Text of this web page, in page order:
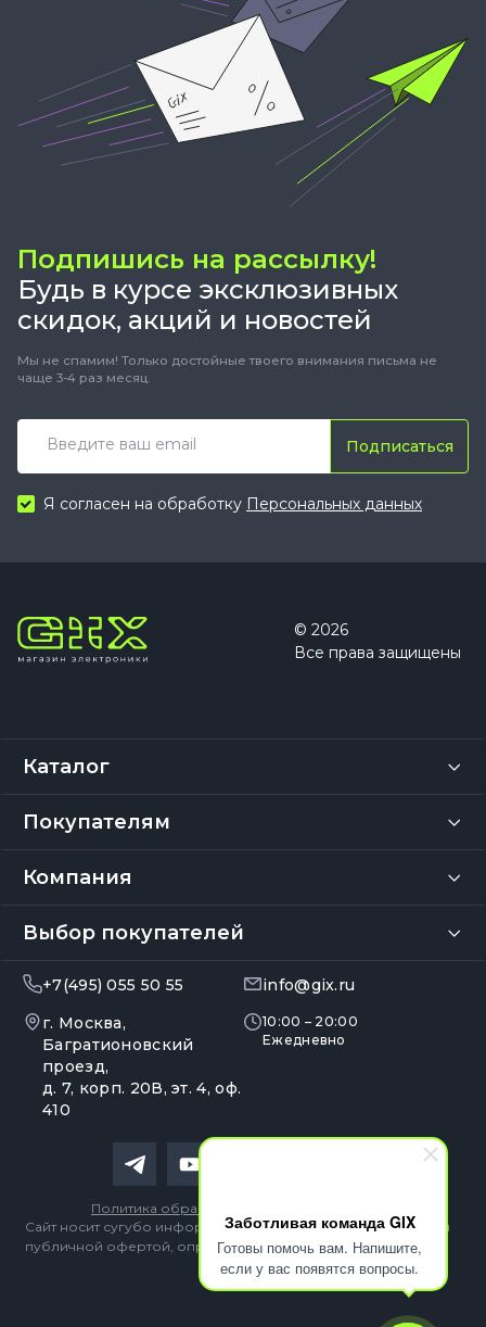
Заботливая команда GIX
Готовы помочь вам. Напишите,
если у вас появятся вопросы.
Подпишись на рассылку!
Будь в курсе эксклюзивных
скидок, акций и новостей
Мы не спамим! Только достойные твоего внимания письма не
чаще 3-4 раз месяц.
Подписаться
Я согласен на обработку Персональных данных
© 2026
Все права защищены
Каталог
Покупателям
Компания
Выбор покупателей
+7(495) 055 50 55
info@gix.ru
г. Москва,
Багратионовский
проезд,
д. 7, корп. 20В, эт. 4, оф.
410
10:00 – 20:00
Ежедневно
Сайт носит сугубо информационный характер и не является
публичной офертой, определяемой Статьей 437 (2) ГК РФ
Политика обработки персональных данных